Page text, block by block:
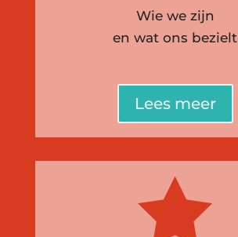
Wie we zijn
en wat ons bezielt
Lees meer
